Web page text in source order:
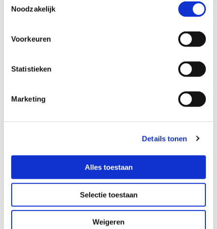
Noodzakelijk
Voorkeuren
Statistieken
Marketing
Details tonen
Alles toestaan
Selectie toestaan
Weigeren
Naam
Telefoonnummer